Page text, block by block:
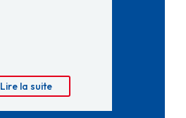
Lire la suite